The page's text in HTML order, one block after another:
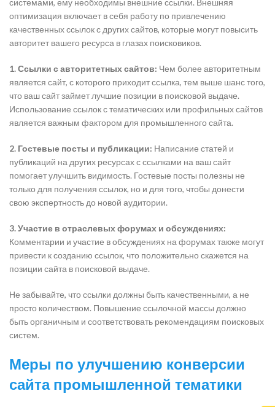
оптимизация включает в себя работу по привлечению
качественных ссылок с других сайтов, которые могут повысить
авторитет вашего ресурса в глазах поисковиков.
1. Ссылки с авторитетных сайтов: Чем более авторитетным
является сайт, с которого приходит ссылка, тем выше шанс того,
что ваш сайт займет лучшие позиции в поисковой выдаче.
Использование ссылок с тематических или профильных сайтов
является важным фактором для промышленного сайта.
2. Гостевые посты и публикации: Написание статей и
публикаций на других ресурсах с ссылками на ваш сайт
помогает улучшить видимость. Гостевые посты полезны не
только для получения ссылок, но и для того, чтобы донести
свою экспертность до новой аудитории.
3. Участие в отраслевых форумах и обсуждениях:
Комментарии и участие в обсуждениях на форумах также могут
привести к созданию ссылок, что положительно скажется на
позиции сайта в поисковой выдаче.
Не забывайте, что ссылки должны быть качественными, а не
просто количеством. Повышение ссылочной массы должно
быть органичным и соответствовать рекомендациям поисковых
систем.
Меры по улучшению конверсии
сайта промышленной тематики